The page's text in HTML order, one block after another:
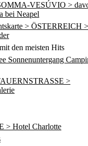
VESÚVIO >
bei Neapel
> ÖSTERREICH >
den meisten Hits
Sonnenuntergang
>
> Hotel Charlotte